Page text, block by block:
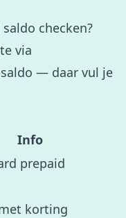
checken?
via
— daar vul je
Info
prepaid
korting